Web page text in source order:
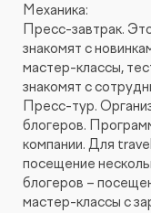
Механика:
Пресс-завтрак.
знакомят с
мастер-классы,
знакомят с
Пресс-тур.
блогеров.
компании. Для
посещение
блогеров –
мастер-классы с